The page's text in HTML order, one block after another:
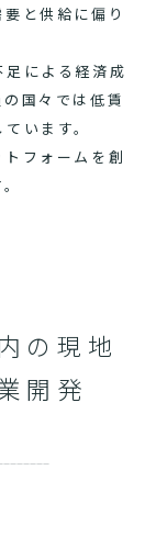
と供給に偏り
による経済成
国々では低賃
います。
フォームを創
の現地
開発